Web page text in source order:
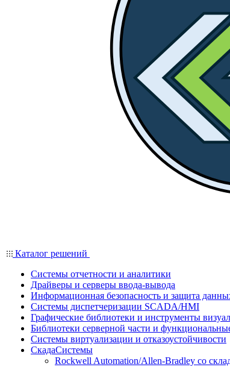
Каталог решений
Системы отчетности и аналитики
Драйверы и серверы ввода-вывода
Информационная безопасность и защита
Системы диспетчеризации SCADA/HMI
Графические библиотеки и инструменты
Библиотеки серверной части и
Системы виртуализации и отказоустойчивости
СкадаСистемы
Rockwell Automation/Allen-Bradley со